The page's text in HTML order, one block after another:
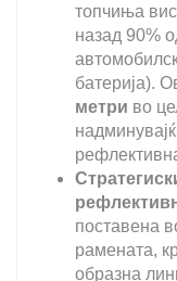
топчиња
назад 90%
батерија).
метри во
поставена
рамената,
образна